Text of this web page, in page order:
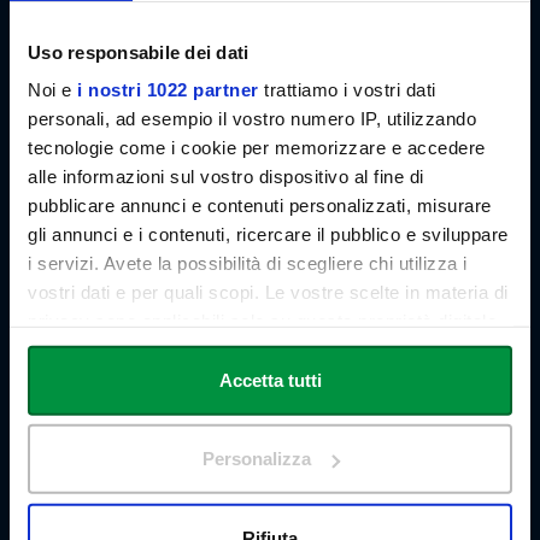
Uso responsabile dei dati
Noi e i nostri 1022 partner trattiamo i vostri dati
personali, ad esempio il vostro numero IP, utilizzando
tecnologie come i cookie per memorizzare e accedere
alle informazioni sul vostro dispositivo al fine di
pubblicare annunci e contenuti personalizzati, misurare
gli annunci e i contenuti, ricercare il pubblico e sviluppare
i servizi. Avete la possibilità di scegliere chi utilizza i
vostri dati e per quali scopi. Le vostre scelte in materia di
in cui avete effettuato le vostre scelte. È possibile
modificare o revocare il proprio consenso in qualsiasi
momento dalla Dichiarazione sui cookie o facendo clic
Con il tuo consenso, vorremmo anche:
raccogliere informazioni sulla tua posizione
Accetta tutti
Personalizza
Link Campus University
Via del Casale di San Pio V, 44
00165 Roma - Italia
P. IVA: 11933781004
Email:info@unilink.it
Tel:+39 06 3400 6000
Email Orientamento: orientamento@unilink.it
SHORTCUTS
Le Sedi
Statuto e Regolamenti
Bandi e Concorsi